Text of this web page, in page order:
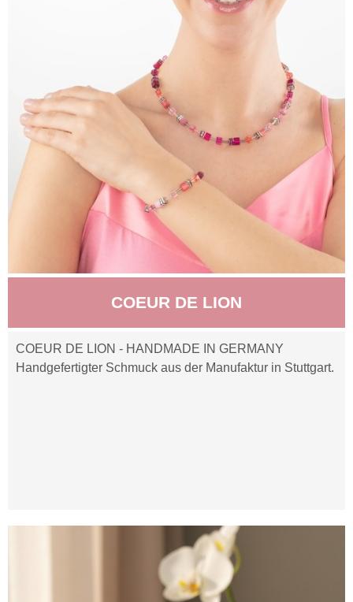
COEUR DE LION
COEUR DE LION - HANDMADE IN GERMANY
Handgefertigter Schmuck aus der Manufaktur in Stuttgart.